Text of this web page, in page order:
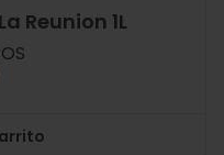
Reunion 1L